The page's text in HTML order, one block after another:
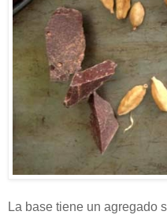
La base tiene un agregado